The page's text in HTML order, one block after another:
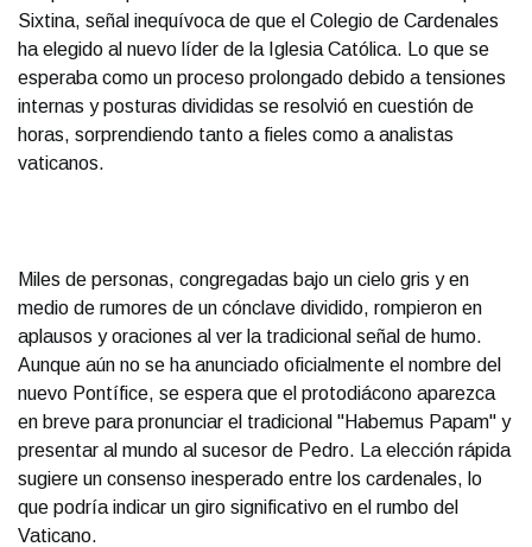
Sixtina, señal inequívoca de que el Colegio de Cardenales
ha elegido al nuevo líder de la Iglesia Católica. Lo que se
esperaba como un proceso prolongado debido a tensiones
internas y posturas divididas se resolvió en cuestión de
horas, sorprendiendo tanto a fieles como a analistas
vaticanos.
Miles de personas, congregadas bajo un cielo gris y en
medio de rumores de un cónclave dividido, rompieron en
aplausos y oraciones al ver la tradicional señal de humo.
Aunque aún no se ha anunciado oficialmente el nombre del
nuevo Pontífice, se espera que el protodiácono aparezca
en breve para pronunciar el tradicional "Habemus Papam" y
presentar al mundo al sucesor de Pedro. La elección rápida
sugiere un consenso inesperado entre los cardenales, lo
que podría indicar un giro significativo en el rumbo del
Vaticano.